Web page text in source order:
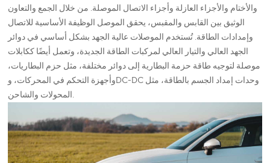
والأختام والأجزاء العازلة وأجزاء الاتصال الموصلة. من خلال الجمع والتعاون
الوثيق بين القابس والمقبس، يحقق الموصل الوظيفة الأساسية للاتصال
وإمدادات الطاقة. تُستخدم الموصلات عالية الجهد بشكل أساسي في دوائر
الجهد العالي والتيار العالي لمركبات الطاقة الجديدة، وتعمل أيضًا ككابلات
موصلة لتوجيه طاقة حزمة البطارية إلى دوائر مختلفة، مثل حزم البطاريات،
وأجهزة التحكم في المحركات، وDC-DC وحدات إمداد الجسم بالطاقة، مثل
المحولات والشاحن.